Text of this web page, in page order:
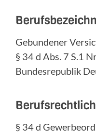
Gebundener
§ 34 d Abs. 7 S.1
Bundesrepublik
§ 34 d